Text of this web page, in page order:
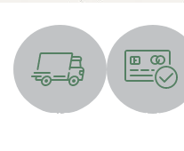
SPEDIZIONE
Metodi di